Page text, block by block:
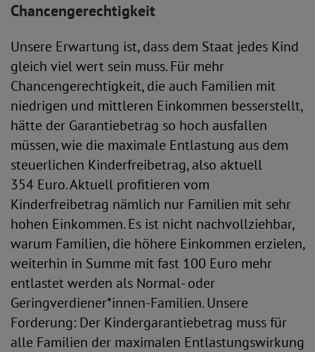
Chancengerechtigkeit
Unsere Erwartung ist, dass dem Staat jedes Kind
gleich viel wert sein muss. Für mehr
Chancengerechtigkeit, die auch Familien mit
niedrigen und mittleren Einkommen besserstellt,
hätte der Garantiebetrag so hoch ausfallen
müssen, wie die maximale Entlastung aus dem
steuerlichen Kinderfreibetrag, also aktuell
354 Euro. Aktuell profitieren vom
Kinderfreibetrag nämlich nur Familien mit sehr
hohen Einkommen. Es ist nicht nachvollziehbar,
warum Familien, die höhere Einkommen erzielen,
weiterhin in Summe mit fast 100 Euro mehr
entlastet werden als Normal- oder
Geringverdiener*innen-Familien. Unsere
Forderung: Der Kindergarantiebetrag muss für
alle Familien der maximalen Entlastungswirkung